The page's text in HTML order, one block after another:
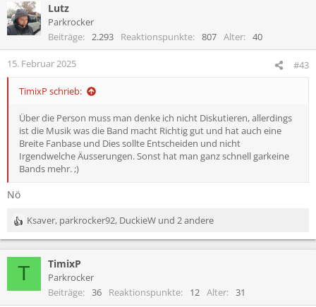
Lutz
Parkrocker
Beiträge
2.293 Reaktionspunkte 807 Alter 40
15. Februar 2025 #43
TimixP schrieb:
Über die Person muss man denke ich nicht Diskutieren, allerdings
ist die Musik was die Band macht Richtig gut und hat auch eine
Breite Fanbase und Dies sollte Entscheiden und nicht
Irgendwelche Äusserungen. Sonst hat man ganz schnell garkeine
Bands mehr. ;)
Nö
R
e
i
Ksaver, parkrocker92, DuckieW und 2 andere
T TimixP
Parkrocker
Beiträge
36 Reaktionspunkte 12 Alter 31